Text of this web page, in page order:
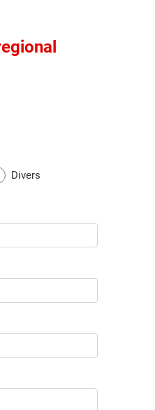
Divers